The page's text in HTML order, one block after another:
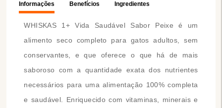
Informações Benefícios Ingredientes
WHISKAS 1+ Vida Saudável Sabor Peixe é um
alimento seco completo para gatos adultos, sem
conservantes, e que oferece o que há de mais
saboroso com a quantidade exata dos nutrientes
necessários para uma alimentação 100% completa
e saudável. Enriquecido com vitaminas, minerais e